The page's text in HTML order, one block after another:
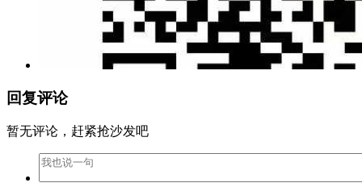
回复评论
暂无评论，赶紧抢沙发吧